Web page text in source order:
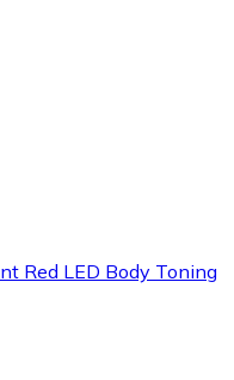
Red LED Body Toning